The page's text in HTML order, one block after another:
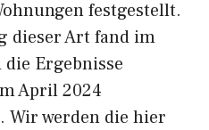
festgestellt.
dieser Art fand im
die Ergebnisse
April 2024
Wir werden die hier